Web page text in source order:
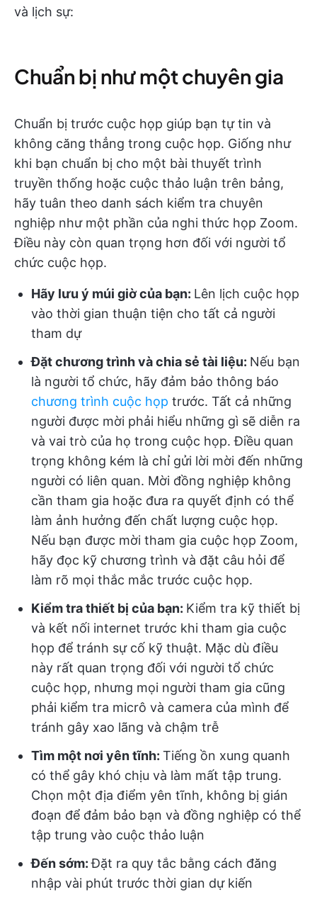
và lịch sự:
Chuẩn bị như một chuyên gia
Chuẩn bị trước cuộc họp giúp bạn tự tin và
không căng thẳng trong cuộc họp. Giống như
khi bạn chuẩn bị cho một bài thuyết trình
truyền thống hoặc cuộc thảo luận trên bảng,
hãy tuân theo danh sách kiểm tra chuyên
nghiệp như một phần của nghi thức họp Zoom.
Điều này còn quan trọng hơn đối với người tổ
chức cuộc họp.
Hãy lưu ý múi giờ của bạn: Lên lịch cuộc họp
vào thời gian thuận tiện cho tất cả người
tham dự
Đặt chương trình và chia sẻ tài liệu: Nếu bạn
là người tổ chức, hãy đảm bảo thông báo
chương trình cuộc họp trước. Tất cả những
người được mời phải hiểu những gì sẽ diễn ra
và vai trò của họ trong cuộc họp. Điều quan
trọng không kém là chỉ gửi lời mời đến những
người có liên quan. Mời đồng nghiệp không
cần tham gia hoặc đưa ra quyết định có thể
làm ảnh hưởng đến chất lượng cuộc họp.
Nếu bạn được mời tham gia cuộc họp Zoom,
hãy đọc kỹ chương trình và đặt câu hỏi để
làm rõ mọi thắc mắc trước cuộc họp.
Kiểm tra thiết bị của bạn: Kiểm tra kỹ thiết bị
và kết nối internet trước khi tham gia cuộc
họp để tránh sự cố kỹ thuật. Mặc dù điều
này rất quan trọng đối với người tổ chức
cuộc họp, nhưng mọi người tham gia cũng
phải kiểm tra micrô và camera của mình để
tránh gây xao lãng và chậm trễ
Tìm một nơi yên tĩnh: Tiếng ồn xung quanh
có thể gây khó chịu và làm mất tập trung.
Chọn một địa điểm yên tĩnh, không bị gián
đoạn để đảm bảo bạn và đồng nghiệp có thể
tập trung vào cuộc thảo luận
Đến sớm:Đặt ra quy tắc bằng cách đăng
nhập vài phút trước thời gian dự kiến